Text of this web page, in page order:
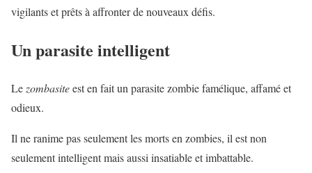
vigilants et prêts à affronter de nouveaux défis.
Un parasite intelligent
Le zombasiteest en fait un parasite zombie famélique, affamé et
odieux.
Il ne ranime pas seulement les morts en zombies, il est non
seulement intelligent mais aussi insatiable et imbattable.